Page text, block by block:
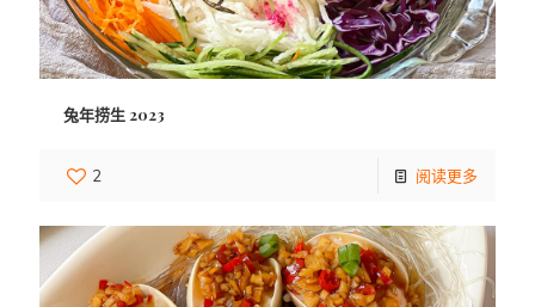
兔年捞生 2023
2 阅读更多